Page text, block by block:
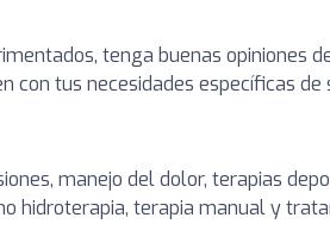
tenga buenas opiniones
con tus necesidades específicas de
manejo del dolor, terapias
hidroterapia, terapia manual y